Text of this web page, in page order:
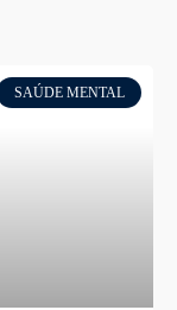
SAÚDE MENTAL